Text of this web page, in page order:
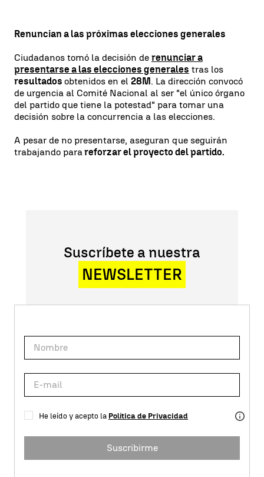
Renuncian a las próximas elecciones generales
Ciudadanos tomó la decisión de renunciar a
presentarse a las elecciones generales tras los
resultados obtenidos en el 28M. La dirección convocó
de urgencia al Comité Nacional al ser "el único órgano
del partido que tiene la potestad" para tomar una
decisión sobre la concurrencia a las elecciones.
A pesar de no presentarse, aseguran que seguirán
trabajando parareforzar el proyecto del partido.
Suscríbete a nuestra
NEWSLETTER
He leído y acepto la Política de Privacidad
Suscribirme